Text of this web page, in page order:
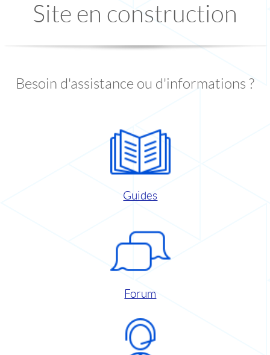
Site en construction
Besoin d'assistance ou d'informations ?
Guides
Forum